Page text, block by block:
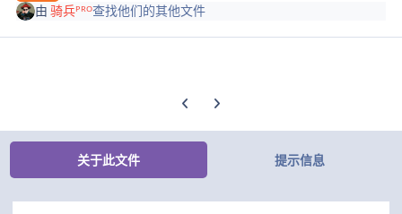
由骑兵ᴾᴿᴼ查找他们的其他文件
上一张轮播幻灯片
下一张轮播幻灯片
关于此文件 提示信息